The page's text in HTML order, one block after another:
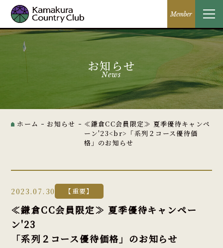
お知らせ
News
ホーム お知らせ
≪鎌倉CC会員限定≫ 夏季優待キャンペ
ーン'23<br>「系列２コース優待価
格」のお知らせ
2023.07.30 【重要】
≪鎌倉CC会員限定≫ 夏季優待キャンペー
ン'23
「系列２コース優待価格」のお知らせ
Member